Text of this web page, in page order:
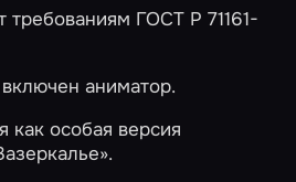
требованиям ГОСТ Р 71161-
аниматор.
как особая версия
.